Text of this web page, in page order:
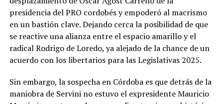
presidencia del PRO cordobés y empoderó al macrismo
en un bastión clave. Dejando cerca la posibilidad de que
se reactive una alianza entre el espacio amarillo y el
radical Rodrigo de Loredo, ya alejado de la chance de un
acuerdo con los libertarios para las Legislativas 2025.
Sin embargo, la sospecha en Córdoba es que detrás de la
maniobra de Servini no estuvo el expresidente Mauricio